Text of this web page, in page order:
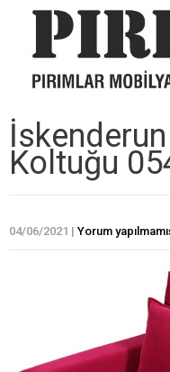
Koltuğu
04/06/2021 | Yorum